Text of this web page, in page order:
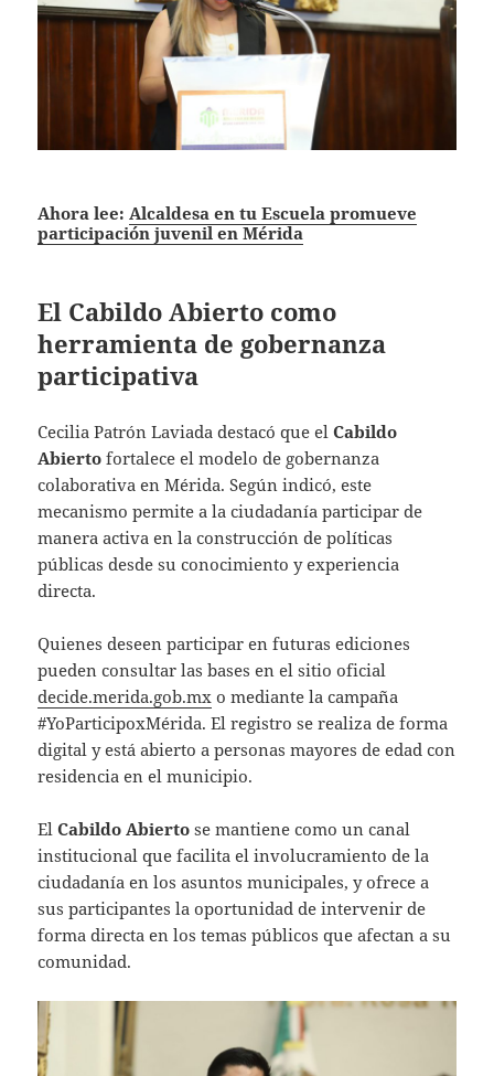
Ahora lee:Alcaldesa en tu Escuela promueve
participación juvenil en Mérida
El Cabildo Abierto como
herramienta de gobernanza
participativa
Cecilia Patrón Laviada destacó que elCabildo
Abierto fortalece el modelo de gobernanza
colaborativa en Mérida. Según indicó, este
mecanismo permite a la ciudadanía participar de
manera activa en la construcción de políticas
públicas desde su conocimiento y experiencia
directa.
Quienes deseen participar en futuras ediciones
pueden consultar las bases en el sitio oficial
decide.merida.gob.mx o mediante la campaña
#YoParticipoxMérida. El registro se realiza de forma
digital y está abierto a personas mayores de edad con
residencia en el municipio.
ElCabildo Abierto se mantiene como un canal
institucional que facilita el involucramiento de la
ciudadanía en los asuntos municipales, y ofrece a
sus participantes la oportunidad de intervenir de
forma directa en los temas públicos que afectan a su
comunidad.